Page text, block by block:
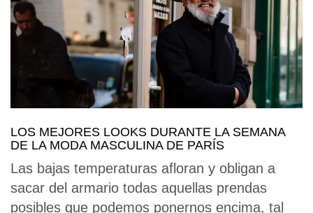
LOS MEJORES LOOKS DURANTE LA SEMANA
DE LA MODA MASCULINA DE PARÍS
Las bajas temperaturas afloran y obligan a
sacar del armario todas aquellas prendas
posibles que podemos ponernos encima, tal